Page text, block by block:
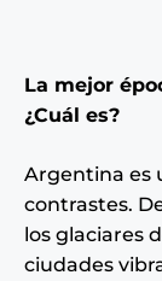
La mejor
¿Cuál es?
Argentina es
contrastes.
los glaciares
ciudades